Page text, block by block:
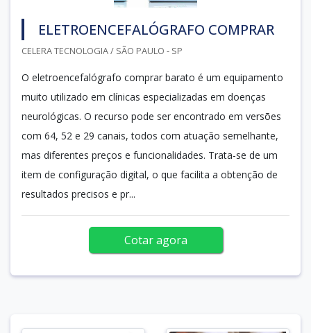
ELETROENCEFALÓGRAFO COMPRAR
CELERA TECNOLOGIA / SÃO PAULO - SP
O eletroencefalógrafo comprar barato é um equipamento
muito utilizado em clínicas especializadas em doenças
neurológicas. O recurso pode ser encontrado em versões
com 64, 52 e 29 canais, todos com atuação semelhante,
mas diferentes preços e funcionalidades. Trata-se de um
item de configuração digital, o que facilita a obtenção de
resultados precisos e pr...
Cotar agora